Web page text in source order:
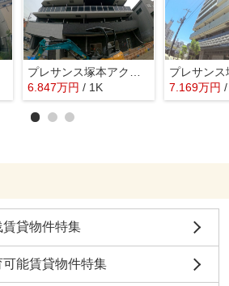
6.847万円 / 1K
プレサンス
7.169万円
貸物件特集
能賃貸物件特集